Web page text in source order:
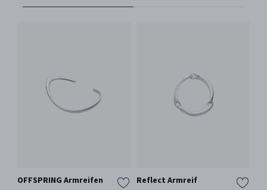
OFFSPRING Armreifen Reflect Armreif